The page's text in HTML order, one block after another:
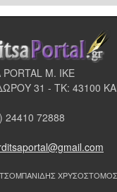
PORTAL Μ. ΙΚΕ
31 - ΤΚ: 43100
24410 72888
ΧΡΥΣΟΣΤΟΜΟΣ